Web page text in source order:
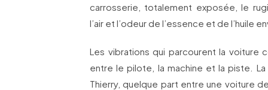
carrosserie, totalement exposée, le
l’air et l’odeur de l’essence et de l’huile
Les vibrations qui parcourent la voiture
entre le pilote, la machine et la piste.
Thierry, quelque part entre une voiture